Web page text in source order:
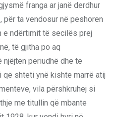
franga ar janë derdhur
për ta vendosur në peshoren
e ndërtimit të secilës prej
të gjitha po aq
njëjtën periudhë dhe të
që shteti ynë kishte marrë atij
vila përshkruhej si
me titullin që mbante